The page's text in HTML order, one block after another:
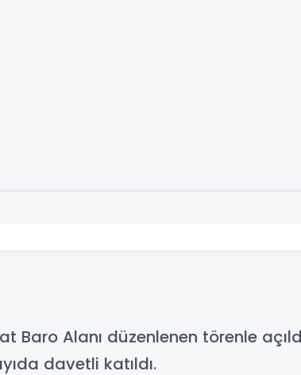
Alanı düzenlenen törenle
davetli katıldı.